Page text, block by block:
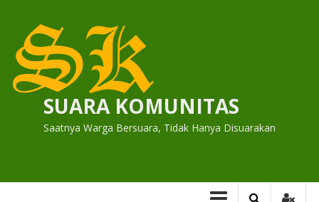
content
SUARA KOMUNITAS
Saatnya Warga Bersuara, Tidak Hanya Disuarakan